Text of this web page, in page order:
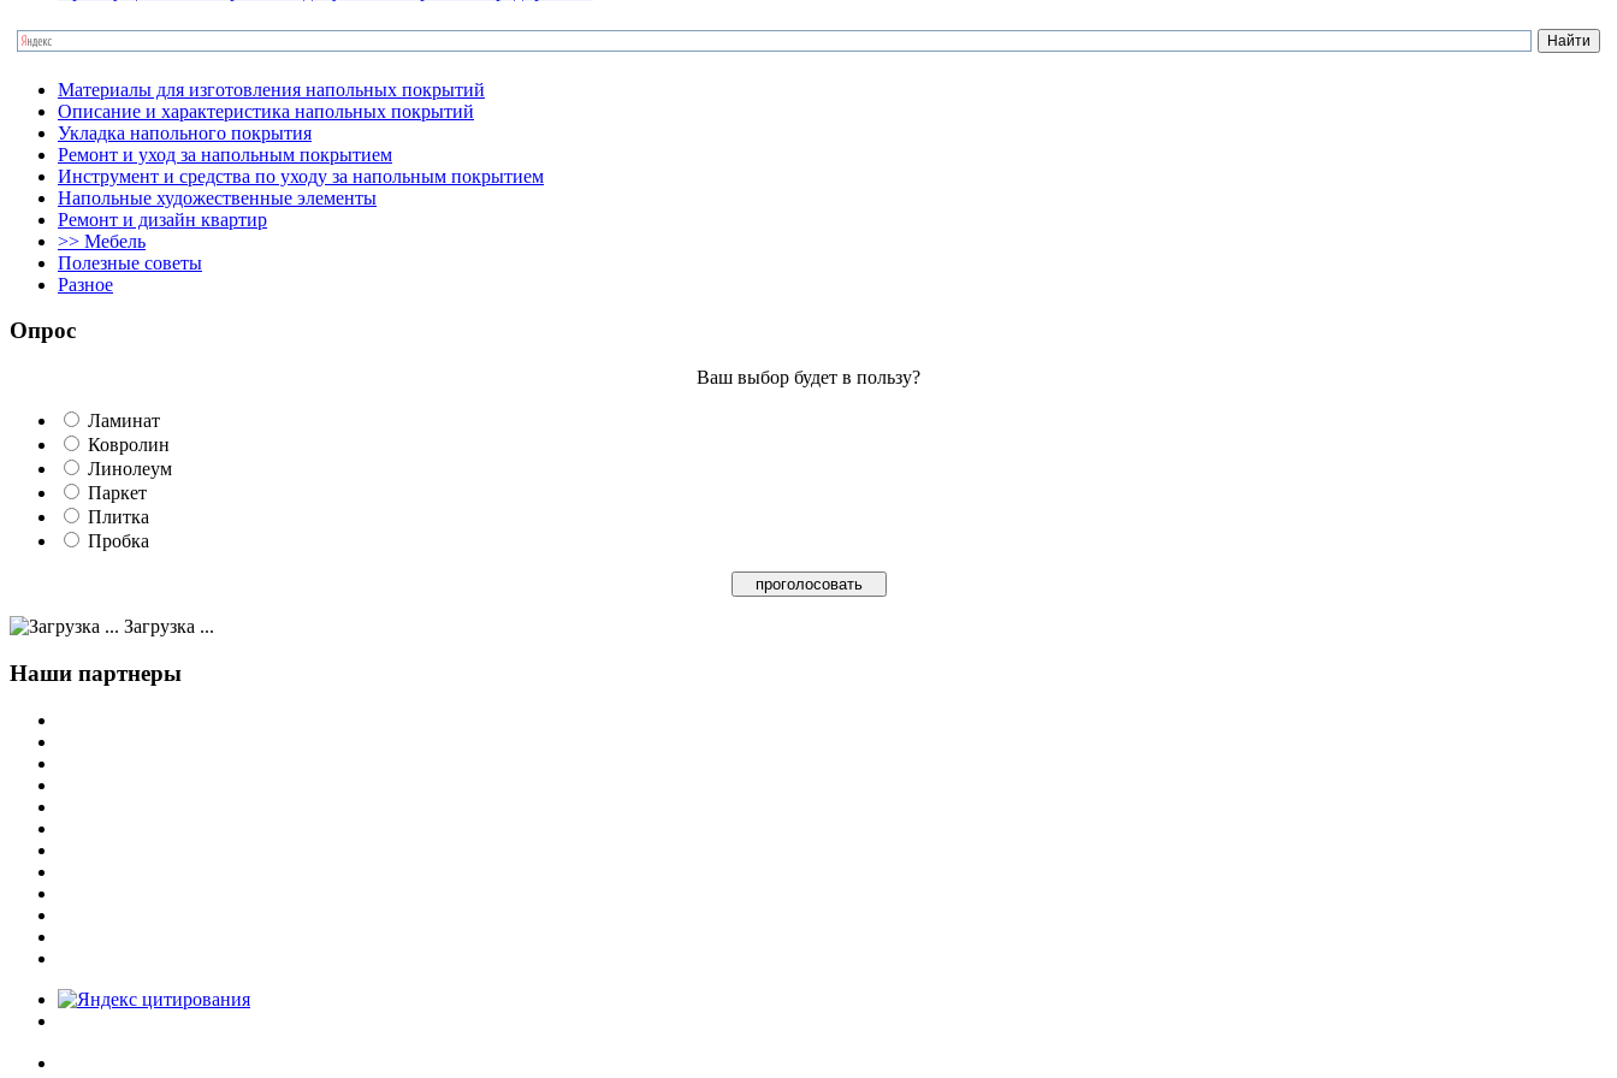
Материалы для изготовления напольных покрытий
Описание и характеристика напольных покрытий
Укладка напольного покрытия
Ремонт и уход за напольным покрытием
Инструмент и средства по уходу за напольным покрытием
Напольные художественные элементы
Ремонт и дизайн квартир
>> Мебель
Полезные советы
Разное
Опрос
Ваш выбор будет в пользу?
Ламинат
Ковролин
Линолеум
Паркет
Плитка
Пробка
Загрузка ...
Наши партнеры